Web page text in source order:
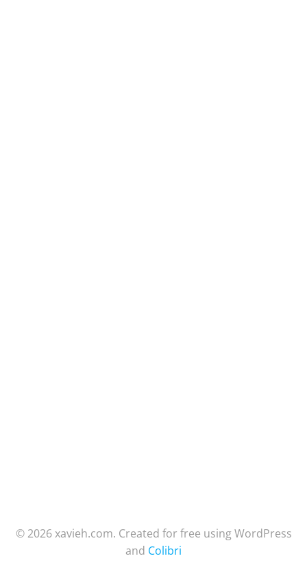
© 2026 xavieh.com. Created for free using WordPress
and Colibri